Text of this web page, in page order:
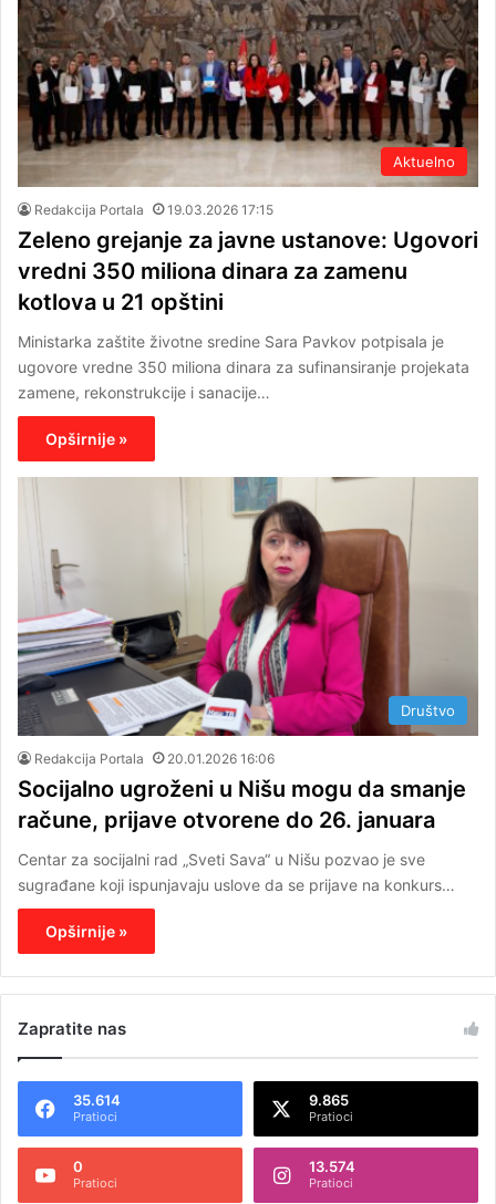
Aktuelno
Redakcija Portala 19.03.2026 17:15
Zeleno grejanje za javne ustanove: Ugovori
vredni 350 miliona dinara za zamenu
kotlova u 21 opštini
Ministarka zaštite životne sredine Sara Pavkov potpisala je
ugovore vredne 350 miliona dinara za sufinansiranje projekata
zamene, rekonstrukcije i sanacije…
Opširnije »
Društvo
Redakcija Portala 20.01.2026 16:06
Socijalno ugroženi u Nišu mogu da smanje
račune, prijave otvorene do 26. januara
Centar za socijalni rad „Sveti Sava“ u Nišu pozvao je sve
sugrađane koji ispunjavaju uslove da se prijave na konkurs…
Opširnije »
Zapratite nas
35.614
Pratioci
9.865
Pratioci
0
Pratioci
13.574
Pratioci